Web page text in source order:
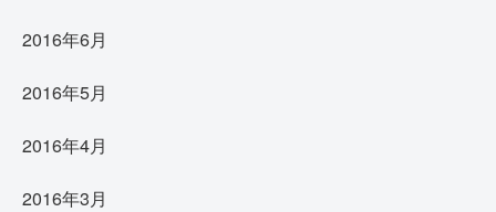
2016年6月
2016年5月
2016年4月
2016年3月